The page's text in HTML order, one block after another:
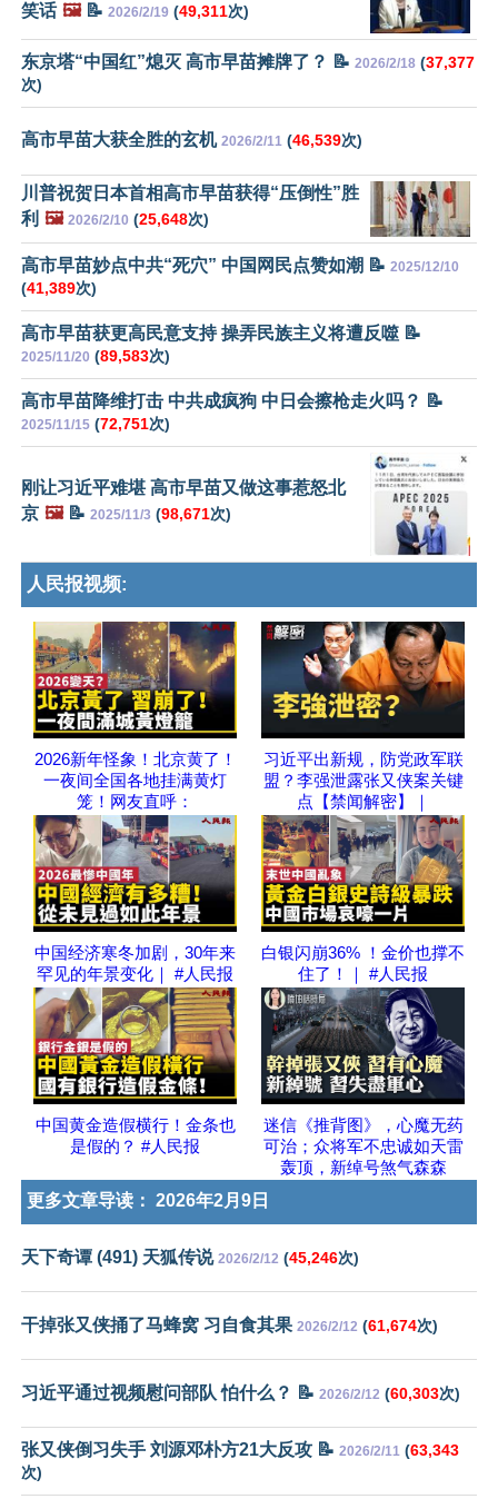
笑话 🖼️📝 2026/2/19 (49,311次)
东京塔“中国红”熄灭 高市早苗摊牌了？ 📝 2026/2/18 (37,377
次)
高市早苗大获全胜的玄机 2026/2/11 (46,539次)
川普祝贺日本首相高市早苗获得“压倒性”胜
利 🖼️ 2026/2/10 (25,648次)
高市早苗妙点中共“死穴” 中国网民点赞如潮 📝 2025/12/10
(41,389次)
高市早苗获更高民意支持 操弄民族主义将遭反噬 📝
2025/11/20 (89,583次)
高市早苗降维打击 中共成疯狗 中日会擦枪走火吗？ 📝
2025/11/15 (72,751次)
刚让习近平难堪 高市早苗又做这事惹怒北
京 🖼️📝 2025/11/3 (98,671次)
人民报视频:
2026新年怪象！北京黄了！
一夜间全国各地挂满黄灯
笼！网友直呼：
习近平出新规，防党政军联
盟？李强泄露张又侠案关键
点【禁闻解密】｜
中国经济寒冬加剧，30年来
罕见的年景变化｜ #人民报
白银闪崩36% ！金价也撑不
住了！｜ #人民报
中国黄金造假横行！金条也
是假的？ #人民报
迷信《推背图》，心魔无药
可治；众将军不忠诚如天雷
轰顶，新绰号煞气森森
更多文章导读： 2026年2月9日
天下奇谭 (491) 天狐传说 2026/2/12 (45,246次)
干掉张又侠捅了马蜂窝 习自食其果 2026/2/12 (61,674次)
习近平通过视频慰问部队 怕什么？ 📝 2026/2/12 (60,303次)
张又侠倒习失手 刘源邓朴方21大反攻 📝 2026/2/11 (63,343
次)